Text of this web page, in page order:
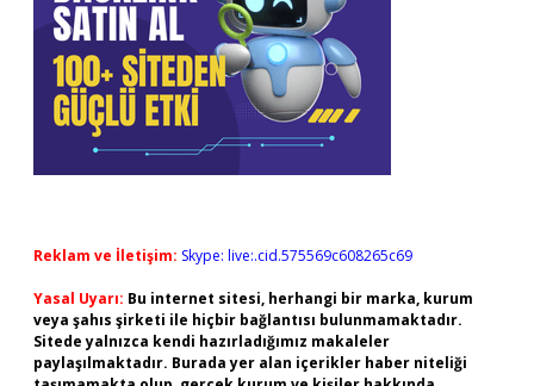
Reklam ve İletişim: Skype: live:.cid.575569c608265c69
Yasal Uyarı: Bu internet sitesi, herhangi bir marka, kurum
veya şahıs şirketi ile hiçbir bağlantısı bulunmamaktadır.
Sitede yalnızca kendi hazırladığımız makaleler
paylaşılmaktadır. Burada yer alan içerikler haber niteliği